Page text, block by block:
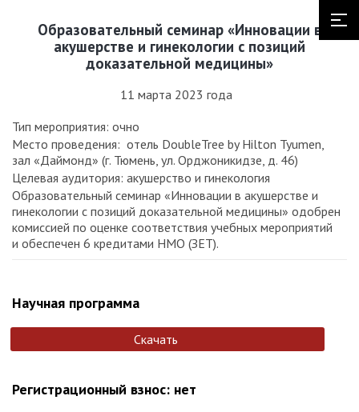
Образовательный семинар «Инновации в
акушерстве и гинекологии с позиций
доказательной медицины»
11 марта 2023 года
Тип мероприятия: очно
Место проведения: отель DoubleTree by Hilton Tyumen,
зал «Даймонд» (г. Тюмень, ул. Орджоникидзе, д. 46)
Целевая аудитория: акушерство и гинекология
Образовательный семинар «Инновации в акушерстве и
гинекологии с позиций доказательной медицины» одобрен
комиссией по оценке соответствия учебных мероприятий
и обеспечен 6 кредитами НМО (ЗЕТ).
Научная программа
Скачать
Регистрационный взнос: нет